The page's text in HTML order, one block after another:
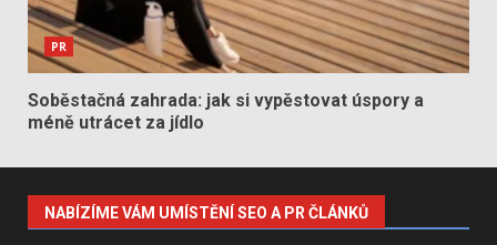
PR
Soběstačná zahrada: jak si vypěstovat úspory a
méně utrácet za jídlo
NABÍZÍME VÁM UMÍSTĚNÍ SEO A PR ČLÁNKŮ